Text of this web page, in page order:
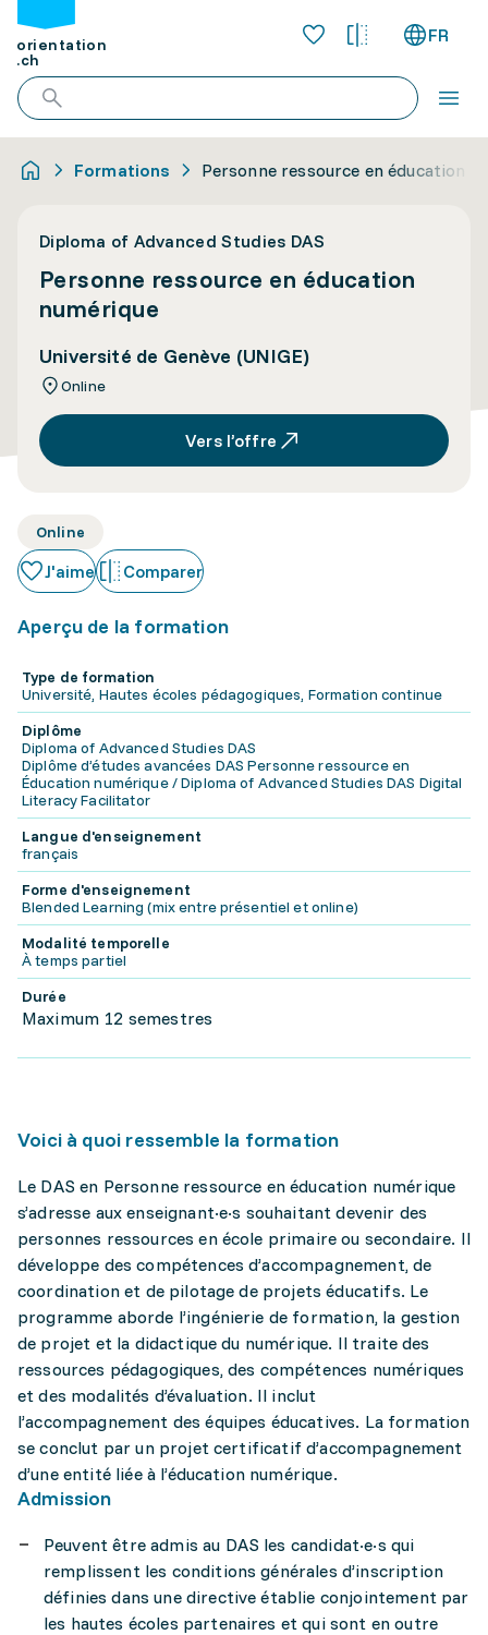
orientation
.ch
FR
Formations Personne ressource en éducation
Diploma of Advanced Studies DAS
Personne ressource en éducation
numérique
Université de Genève (UNIGE)
Online
Vers l’offre
Online
J'aime Comparer
Aperçu de la formation
Type de formation
Université, Hautes écoles pédagogiques, Formation continue
Diplôme
Diploma of Advanced Studies DAS
Diplôme d’études avancées DAS Personne ressource en
Éducation numérique / Diploma of Advanced Studies DAS Digital
Literacy Facilitator
Langue d'enseignement
français
Forme d'enseignement
Blended Learning (mix entre présentiel et online)
Modalité temporelle
À temps partiel
Durée
Maximum 12 semestres
Voici à quoi ressemble la formation
Le DAS en Personne ressource en éducation numérique
s’adresse aux enseignant·e·s souhaitant devenir des
personnes ressources en école primaire ou secondaire. Il
développe des compétences d’accompagnement, de
coordination et de pilotage de projets éducatifs. Le
programme aborde l’ingénierie de formation, la gestion
de projet et la didactique du numérique. Il traite des
ressources pédagogiques, des compétences numériques
et des modalités d’évaluation. Il inclut
l’accompagnement des équipes éducatives. La formation
se conclut par un projet certificatif d’accompagnement
d’une entité liée à l’éducation numérique.
Admission
Peuvent être admis au DAS les candidat·e·s qui
remplissent les conditions générales d’inscription
définies dans une directive établie conjointement par
les hautes écoles partenaires et qui sont en outre